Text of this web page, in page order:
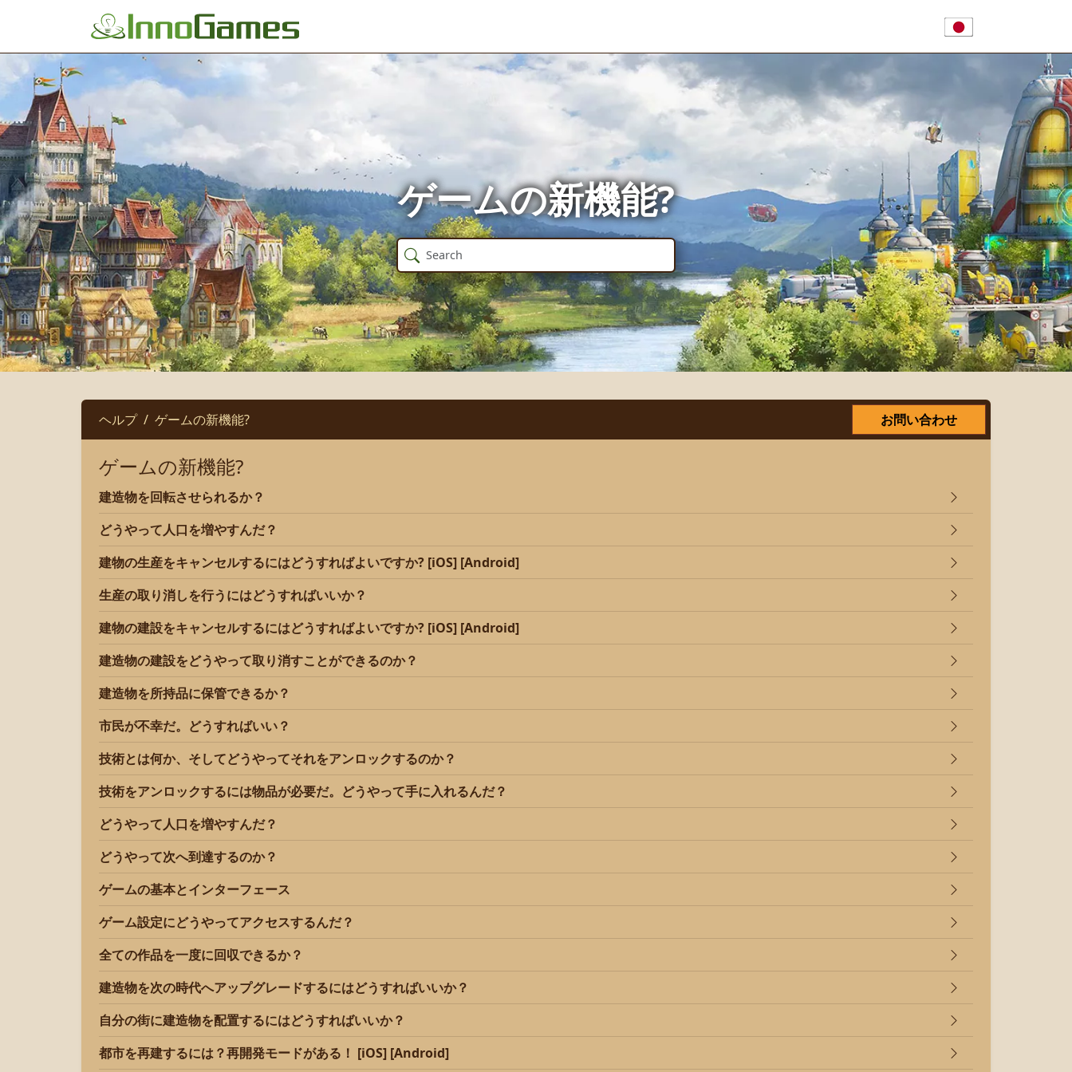
ゲームの新機能?
ヘルプ ゲームの新機能? お問い合わせ
ゲームの新機能?
建造物を回転させられるか？
どうやって人口を増やすんだ？
建物の生産をキャンセルするにはどうすればよいですか? [iOS] [Android]
生産の取り消しを行うにはどうすればいいか？
建物の建設をキャンセルするにはどうすればよいですか? [iOS] [Android]
建造物の建設をどうやって取り消すことができるのか？
建造物を所持品に保管できるか？
市民が不幸だ。どうすればいい？
技術とは何か、そしてどうやってそれをアンロックするのか？
技術をアンロックするには物品が必要だ。どうやって手に入れるんだ？
どうやって人口を増やすんだ？
どうやって次へ到達するのか？
ゲームの基本とインターフェース
ゲーム設定にどうやってアクセスするんだ？
全ての作品を一度に回収できるか？
建造物を次の時代へアップグレードするにはどうすればいいか？
自分の街に建造物を配置するにはどうすればいいか？
都市を再建するには？再開発モードがある！ [iOS] [Android]